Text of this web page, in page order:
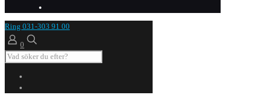
Ring 031-303 91 00
0